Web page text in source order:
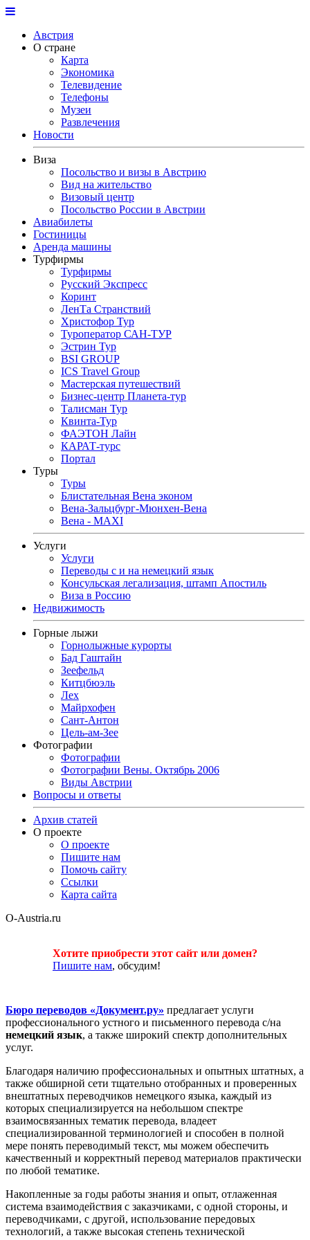
Австрия
О стране
Карта
Экономика
Телевидение
Телефоны
Музеи
Развлечения
Новости
Виза
Посольство и визы в Австрию
Вид на жительство
Визовый центр
Посольство России в Австрии
Авиабилеты
Гостиницы
Аренда машины
Турфирмы
Турфирмы
Русский Экспресс
Коринт
ЛенТа Странствий
Христофор Тур
Туроператор САН-ТУР
Эстрин Тур
BSI GROUP
ICS Travel Group
Мастерская путешествий
Бизнес-центр Планета-тур
Талисман Тур
Квинта-Тур
ФАЭТОН Лайн
КАРАТ-турс
Портал
Туры
Туры
Блистательная Вена эконом
Вена-Зальцбург-Мюнхен-Вена
Вена - MAXI
Услуги
Услуги
Переводы с и на немецкий язык
Консульская легализация, штамп Апостиль
Виза в Россию
Недвижимость
Горные лыжи
Горнолыжные курорты
Бад Гаштайн
Зеефельд
Китцбюэль
Лех
Майрхофен
Сант-Антон
Цель-ам-Зее
Фотографии
Фотографии
Фотографии Вены. Октябрь 2006
Виды Австрии
Вопросы и ответы
Архив статей
О проекте
О проекте
Пишите нам
Помочь сайту
Ссылки
Карта сайта
O-Austria.ru
Хотите приобрести этот сайт или домен?
Пишите нам, обсудим!
Бюро переводов «Документ.ру» предлагает услуги
профессионального устного и письменного перевода с/на
немецкий язык, а также широкий спектр дополнительных
услуг.
Благодаря наличию профессиональных и опытных штатных, а
также обширной сети тщательно отобранных и проверенных
внештатных переводчиков немецкого языка, каждый из
которых специализируется на небольшом спектре
взаимосвязанных тематик перевода, владеет
специализированной терминологией и способен в полной
мере понять переводимый текст, мы можем обеспечить
качественный и корректный перевод материалов практически
по любой тематике.
Накопленные за годы работы знания и опыт, отлаженная
система взаимодействия с заказчиками, с одной стороны, и
переводчиками, с другой, использование передовых
технологий, а также высокая степень технической